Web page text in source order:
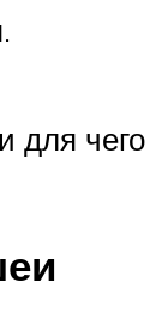
для чего